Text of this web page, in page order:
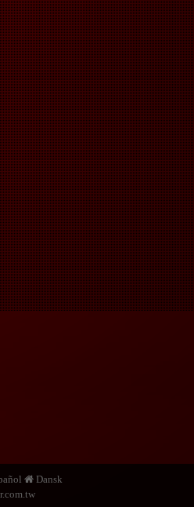
Dansk